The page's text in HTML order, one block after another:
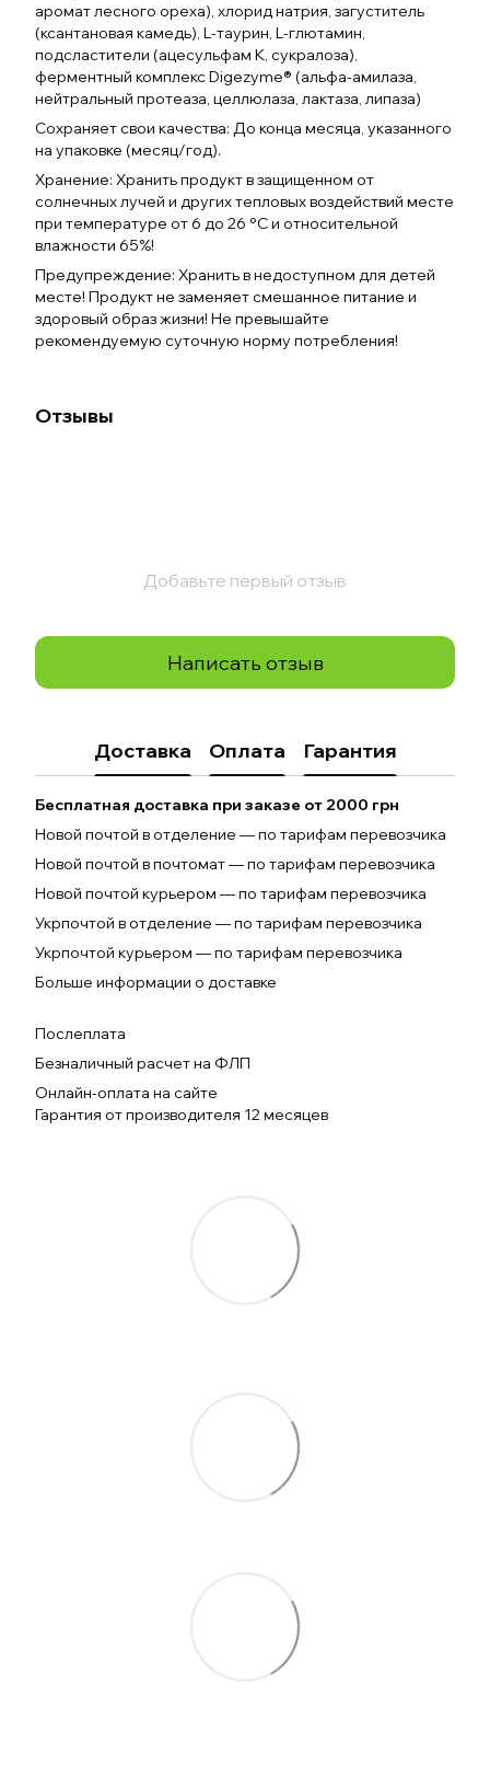
аромат лесного ореха), хлорид натрия, загуститель
(ксантановая камедь), L-таурин, L-глютамин,
подсластители (ацесульфам К, сукралоза),
ферментный комплекс Digezyme® (альфа-амилаза,
нейтральный протеаза, целлюлаза, лактаза, липаза)
Сохраняет свои качества: До конца месяца, указанного
на упаковке (месяц/год).
Хранение: Хранить продукт в защищенном от
солнечных лучей и других тепловых воздействий месте
при температуре от 6 до 26 °C и относительной
влажности 65%!
Предупреждение: Хранить в недоступном для детей
месте! Продукт не заменяет смешанное питание и
здоровый образ жизни! Не превышайте
рекомендуемую суточную норму потребления!
Отзывы
Добавьте первый отзыв
Написать отзыв
Доставка Оплата Гарантия
Бесплатная доставка при заказе от 2000 грн
Новой почтой в отделение — по тарифам перевозчика
Новой почтой в почтомат — по тарифам перевозчика
Новой почтой курьером — по тарифам перевозчика
Укрпочтой в отделение — по тарифам перевозчика
Укрпочтой курьером — по тарифам перевозчика
Больше информации о доставке
Послеплата
Безналичный расчет на ФЛП
Онлайн-оплата на сайте
Гарантия от производителя 12 месяцев